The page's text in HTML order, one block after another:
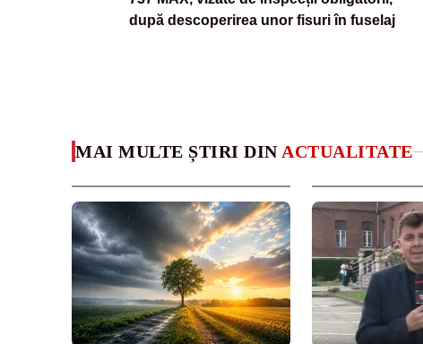
după descoperirea unor fisuri în fuselaj
MAI MULTE ȘTIRI DIN ACTUALITATE